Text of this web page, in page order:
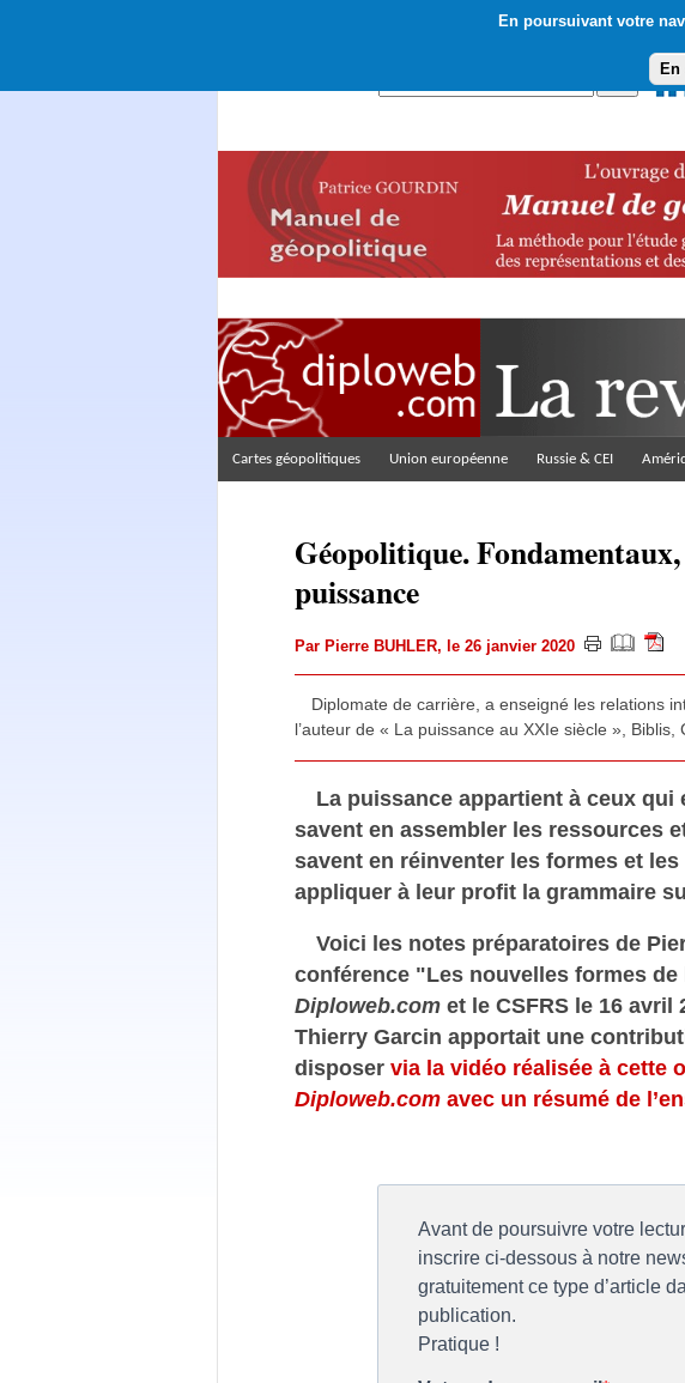
En poursuivant votre
Cartes géopolitiques Union européenne Russie & CEI
Géopolitique.
puissance
Par Pierre BUHLER, le 26 janvier 2020
Diplomate de carrière, a enseigné les relations
l’auteur de « La puissance au XXIe siècle »,
La puissance appartient à ceux
savent en assembler les ressources
savent en réinventer les formes et
appliquer à leur profit la grammaire
Voici les notes préparatoires de
conférence "Les nouvelles formes
Diploweb.comet le CSFRS le 16 avril
Thierry Garcin apportait une
disposer via la vidéo réalisée à cette
Diploweb.comavec un résumé de